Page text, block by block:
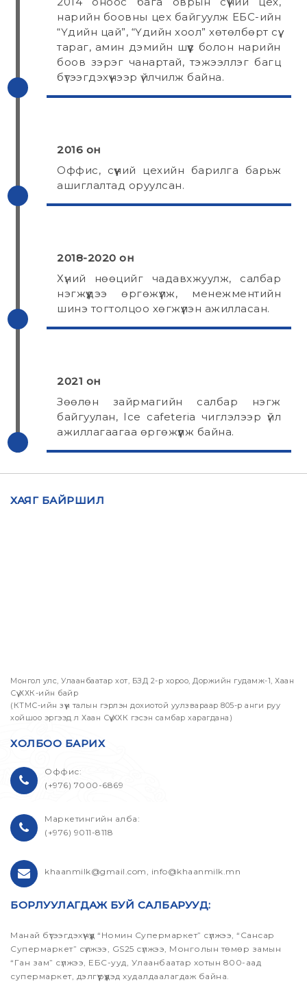
нарийн боовны цех байгуулж ЕБС-ийн
“Үдийн цай”, “Үдийн хоол” хөтөлбөрт сүү,
тараг, амин дэмийн шүүс болон нарийн
боов зэрэг чанартай, тэжээллэг багц
бүтээгдэхүүнээр үйлчилж байна.
2016 он
Оффис, сүүний цехийн барилга барьж
ашиглалтад оруулсан.
2018-2020 он
Хүний нөөцийг чадавхжуулж, салбар
нэгжүүдээ өргөжүүлж, менежментийн
шинэ тогтолцоо хөгжүүлэн ажилласан.
2021 он
Зөөлөн зайрмагийн салбар нэгж
байгуулан, Ice cafeteria чиглэлээр үйл
ажиллагаагаа өргөжүүлж байна.
ХАЯГ БАЙРШИЛ
Монгол улс, Улаанбаатар хот, БЗД 2-р хороо, Доржийн гудамж-1, Хаан
Сүү ХХК-ийн байр
(КТМС-ийн зүүн талын гэрлэн дохиотой уулзвараар 805-р анги руу
хойшоо эргээд л Хаан Сүү ХХК гэсэн самбар харагдана)
ХОЛБОО БАРИХ
Оффис:
(+976) 7000-6869
Маркетингийн алба:
(+976) 9011-8118
khaanmilk@gmail.com, info@khaanmilk.mn
БОРЛУУЛАГДАЖ БУЙ САЛБАРУУД:
Манай бүтээгдэхүүнүүд “Номин Супермаркет” сүлжээ, “Сансар
Супермаркет” сүлжээ, GS25 сүлжээ, Монголын төмөр замын
“Ган зам” сүлжээ, ЕБС-ууд, Улаанбаатар хотын 800-аад
супермаркет, дэлгүүрүүдэд худалдаалагдаж байна.